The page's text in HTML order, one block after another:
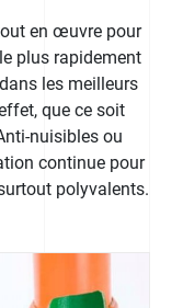
en œuvre pour
plus rapidement
les meilleurs
que ce soit
nuisibles ou
continue pour
polyvalents.